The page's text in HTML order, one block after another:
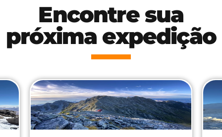
Encontre sua
próxima expedição